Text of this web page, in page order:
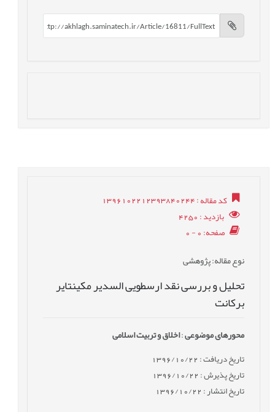
کد مقاله: 1396102212393840244
بازدید: 4250
صفحه: 0 - 0
نوع مقاله: پژوهشی
تحلیل و بررسی نقد ارسطویی السدیر مکینتایر
برکانت
محورهای موضوعی:اخلاق و تربیت اسلامی
تاریخ دریافت : 1396/10/22
تاریخ پذیرش : 1396/10/22
تاریخ انتشار : 1396/10/22